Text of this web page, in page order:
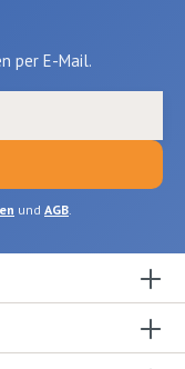
per E-Mail.
und AGB.